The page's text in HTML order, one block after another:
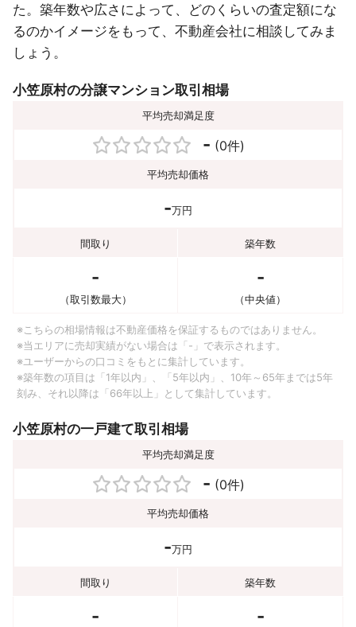
た。築年数や広さによって、どのくらいの査定額にな
るのかイメージをもって、不動産会社に相談してみま
しょう。
小笠原村の分譲マンション取引相場
平均売却満足度
- (0件)
平均売却価格
-万円
間取り 築年数
-
（取引数最大）
-
（中央値）
※こちらの相場情報は不動産価格を保証するものではありません。
※当エリアに売却実績がない場合は「-」で表示されます。
※ユーザーからの口コミをもとに集計しています。
※築年数の項目は「1年以内」、「5年以内」、10年～65年までは5年
刻み、それ以降は「66年以上」として集計しています。
小笠原村の一戸建て取引相場
平均売却満足度
- (0件)
平均売却価格
-万円
間取り 築年数
- -